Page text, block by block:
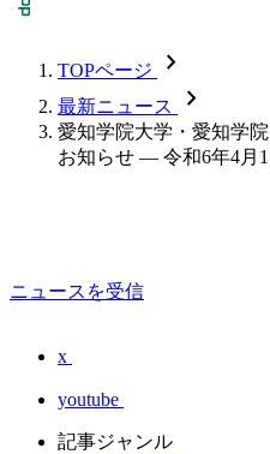
TOPページ chevron_forward
最新ニュース chevron_forward
愛知学院大学・愛知学
お知らせ ― 令和6年4月
ニュースを受信
x
youtube
記事ジャンル